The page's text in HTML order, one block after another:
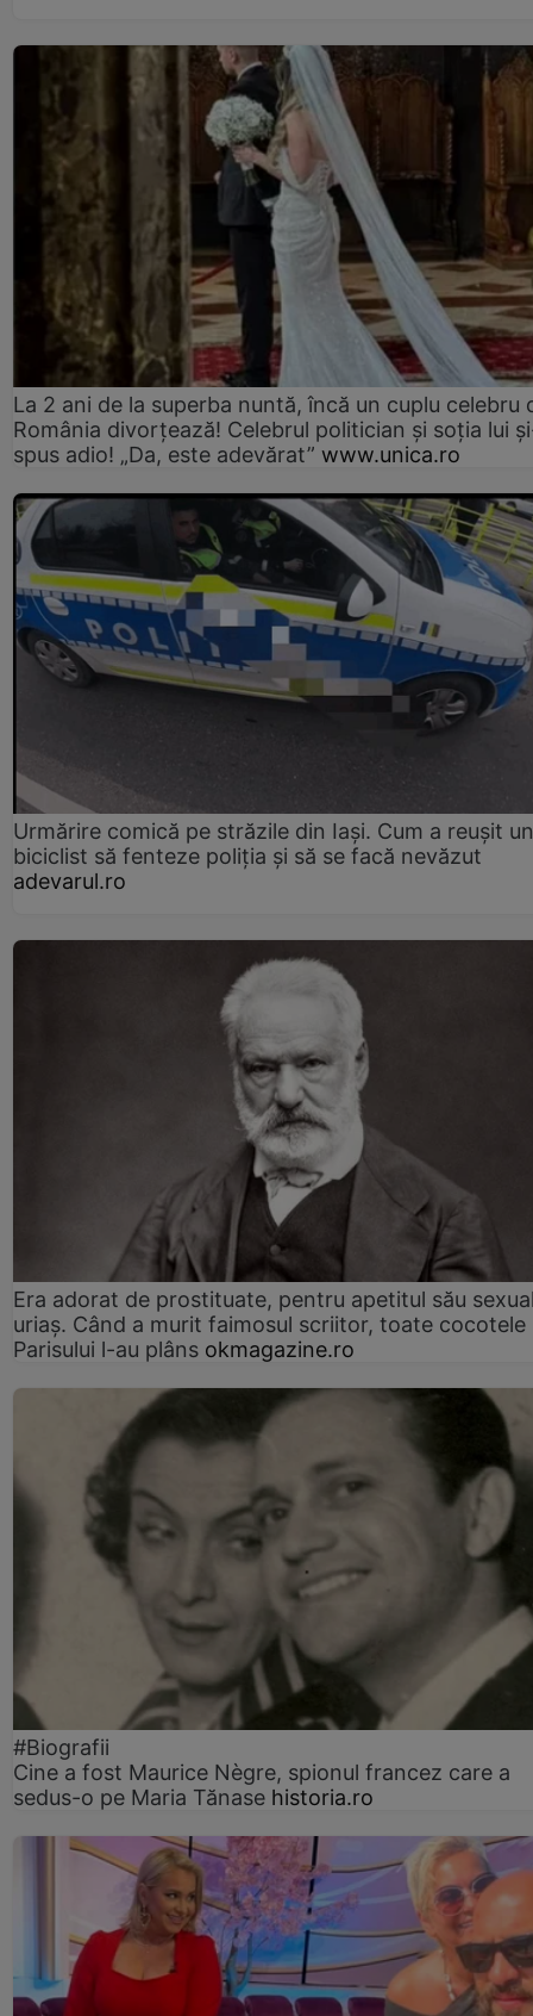
La 2 ani de la superba nuntă, încă un cuplu celebru
România divorțează! Celebrul politician și soția lui
spus adio! „Da, este adevărat” www.unica.ro
Urmărire comică pe străzile din Iași. Cum a reușit un
biciclist să fenteze poliția și să se facă nevăzut
adevarul.ro
Era adorat de prostituate, pentru apetitul său
uriaș. Când a murit faimosul scriitor, toate cocotele
Parisului l-au plâns okmagazine.ro
#Biografii
Cine a fost Maurice Nègre, spionul francez care a
sedus-o pe Maria Tănase historia.ro